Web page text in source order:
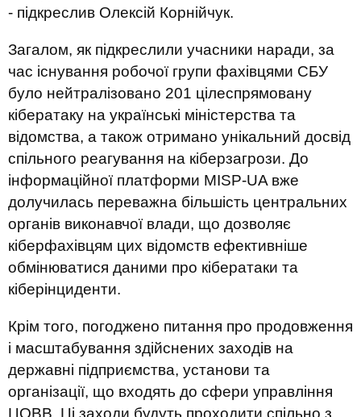
- підкреслив Олексій Корнійчук.
Загалом, як підкреслили учасники наради, за
час існування робочої групи фахівцями СБУ
було нейтралізовано 201 цілеспрямовану
кібератаку на українські міністерства та
відомства, а також отримано унікальний досвід
спільного реагування на кіберзагрози. До
інформаційної платформи MISP-UA вже
долучилась переважна більшість центральних
органів виконавчої влади, що дозволяє
кіберфахівцям цих відомств ефективніше
обмінюватися даними про кібератаки та
кіберінциденти.
Крім того, погоджено питання про продовження
і масштабування здійснених заходів на
державні підприємства, установи та
організації, що входять до сфери управління
ЦОВВ. Ці заходи будуть проходити спільно з